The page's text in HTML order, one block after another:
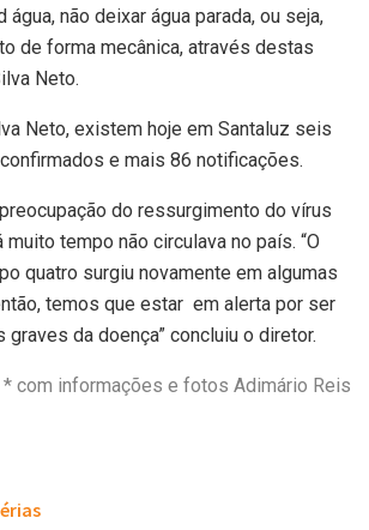
água, não deixar água parada, ou seja,
de forma mecânica, através destas
Neto.
Neto, existem hoje em Santaluz seis
e mais 86 notificações.
do ressurgimento do vírus
muito tempo não circulava no país. “O
quatro surgiu novamente em algumas
temos que estar em alerta por ser
da doença” concluiu o diretor.
* com informações e fotos Adimário Reis